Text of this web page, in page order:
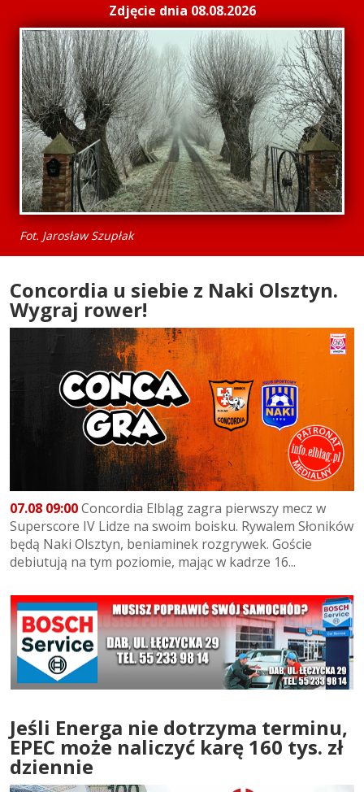
Zdjęcie dnia 08.08.2026
Fot. Jarosław Szupłak
Concordia u siebie z Naki Olsztyn.
Wygraj rower!
07.08 09:00Concordia Elbląg zagra pierwszy mecz w
Superscore IV Lidze na swoim boisku. Rywalem Słoników
będą Naki Olsztyn, beniaminek rozgrywek. Goście
debiutują na tym poziomie, mając w kadrze 16...
Jeśli Energa nie dotrzyma terminu,
EPEC może naliczyć karę 160 tys. zł
dziennie